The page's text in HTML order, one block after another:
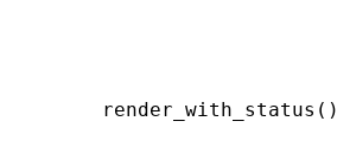
render_with_status()